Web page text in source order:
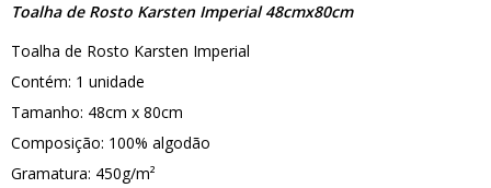
Toalha de Rosto Karsten Imperial 48cmx80cm
Toalha de Rosto Karsten Imperial
Contém: 1 unidade
Tamanho: 48cm x 80cm
Composição: 100% algodão
Gramatura: 450g/m²